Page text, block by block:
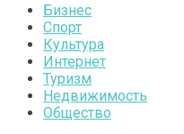
Бизнес
Спорт
Культура
Интернет
Туризм
Недвижимость
Общество